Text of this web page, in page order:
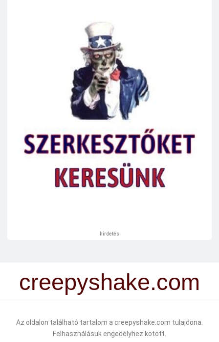
hirdetés
creepyshake.com
Az oldalon található tartalom a creepyshake.com tulajdona.
Felhasználásuk engedélyhez kötött.